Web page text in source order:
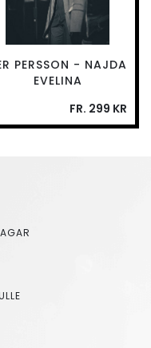
PERSSON - NAJDA
EVELINA
FR. 299 KR